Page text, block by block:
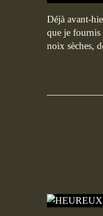
Déjà avant-
que je fournis
noix sèches,